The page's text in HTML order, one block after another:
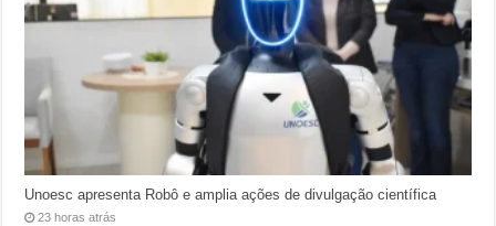
Unoesc apresenta Robô e amplia ações de divulgação científica
23 horas atrás